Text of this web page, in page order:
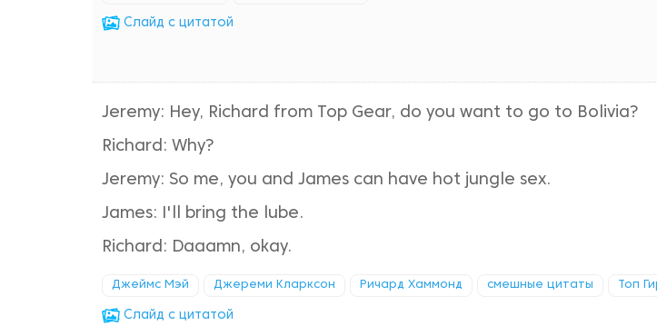
Cлайд с цитатой
Jeremy: Hey, Richard from Top Gear, do you want to go to Bolivia?
Richard: Why?
Jeremy: So me, you and James can have hot jungle sex.
James: I'll bring the lube.
Richard: Daaamn, okay.
Джеймс Мэй Джереми Кларксон Ричард Хаммонд смешные цитаты Топ
Cлайд с цитатой